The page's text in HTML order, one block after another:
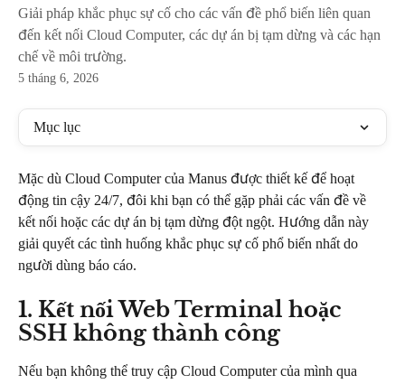
Giải pháp khắc phục sự cố cho các vấn đề phổ biến liên quan
đến kết nối Cloud Computer, các dự án bị tạm dừng và các hạn
chế về môi trường.
5 tháng 6, 2026
Mục lục
Mặc dù Cloud Computer của Manus được thiết kế để hoạt
động tin cậy 24/7, đôi khi bạn có thể gặp phải các vấn đề về
kết nối hoặc các dự án bị tạm dừng đột ngột. Hướng dẫn này
giải quyết các tình huống khắc phục sự cố phổ biến nhất do
người dùng báo cáo.
1. Kết nối Web Terminal hoặc
SSH không thành công
Nếu bạn không thể truy cập Cloud Computer của mình qua